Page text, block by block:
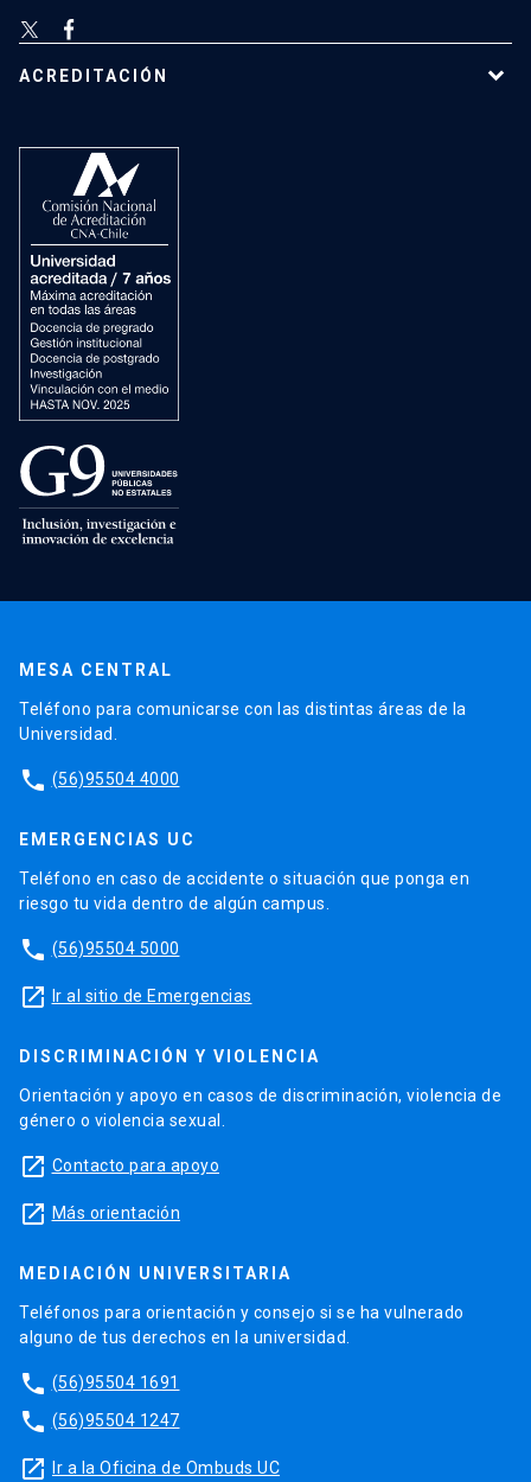
ACREDITACIÓN
MESA CENTRAL
Teléfono para comunicarse con las distintas áreas de la
Universidad.
phone (56)95504 4000
EMERGENCIAS UC
Teléfono en caso de accidente o situación que ponga en
riesgo tu vida dentro de algún campus.
phone (56)95504 5000
launch Ir al sitio de Emergencias
DISCRIMINACIÓN Y VIOLENCIA
Orientación y apoyo en casos de discriminación, violencia de
género o violencia sexual.
launch Contacto para apoyo
launch Más orientación
MEDIACIÓN UNIVERSITARIA
Teléfonos para orientación y consejo si se ha vulnerado
alguno de tus derechos en la universidad.
phone (56)95504 1691
phone (56)95504 1247
launch Ir a la Oficina de Ombuds UC